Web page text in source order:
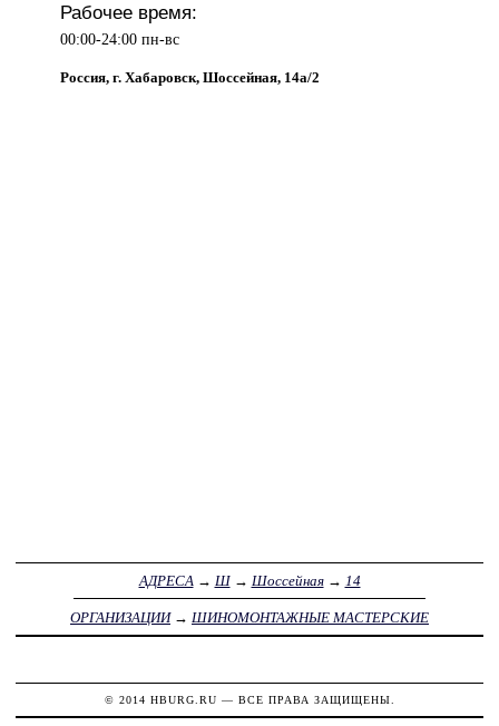
Рабочее время:
00:00-24:00 пн-вс
Россия, г. Хабаровск, Шоссейная, 14а/2
АДРЕСА→ Ш→ Шоссейная→ 14
ОРГАНИЗАЦИИ→ ШИНОМОНТАЖНЫЕ МАСТЕРСКИЕ
© 2014 HBURG.RU — ВСЕ ПРАВА ЗАЩИЩЕНЫ.